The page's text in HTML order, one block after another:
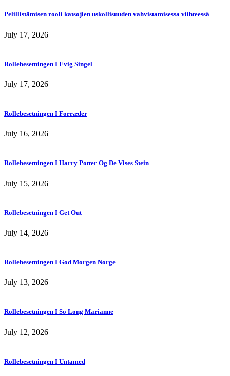
Pelillistämisen rooli katsojien uskollisuuden vahvistamisessa viihteessä
July 17, 2026
Rollebesetningen I Evig Singel
July 17, 2026
Rollebesetningen I Forræder
July 16, 2026
Rollebesetningen I Harry Potter Og De Vises Stein
July 15, 2026
Rollebesetningen I Get Out
July 14, 2026
Rollebesetningen I God Morgen Norge
July 13, 2026
Rollebesetningen I So Long Marianne
July 12, 2026
Rollebesetningen I Untamed